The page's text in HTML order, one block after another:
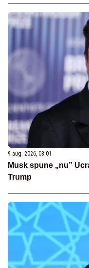
9 aug. 2026, 08:01
Musk spune „nu”
Trump